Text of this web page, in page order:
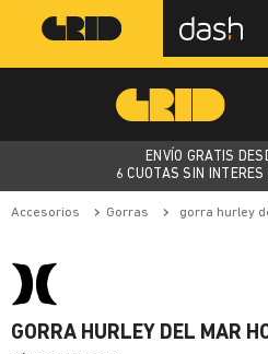
ENVÍO GRATIS
6 CUOTAS SIN
accesorios gorras gorra hurley
GORRA HURLEY DEL MAR